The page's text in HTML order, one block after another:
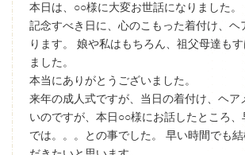
本日は、○○様に大変お世話になりました。
記念すべき日に、心のこもった着付け、
ります。 娘や私はもちろん、祖父母達も
ました。
本当にありがとうございました。
来年の成人式ですが、当日の着付け、ヘ
いのですが、本日○○様にお話したところ
では。。。との事でした。 早い時間でも